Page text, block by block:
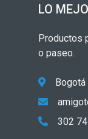
LO
Productos
o paseo.
Bogotá
302